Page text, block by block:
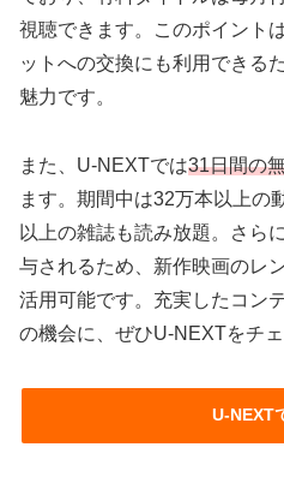
視聴できます。このポイント
ットへの交換にも利用できる
魅力です。
また、U-NEXTでは31日間の
ます。期間中は32万本以上の
以上の雑誌も読み放題。さら
与されるため、新作映画のレ
活用可能です。充実したコン
の機会に、ぜひU-NEXTをチ
U-NEXT